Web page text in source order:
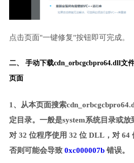
点击页面"一键修复"按钮即可完成。
二、 手动下载cdn_orbcgcbpro64.dll文
页面
1、从本页面搜索
定目录。一般是system系统目录或
对 32 位程序使用 32 位 DLL，对 64
否则可能会导致 0xc000007b错误。